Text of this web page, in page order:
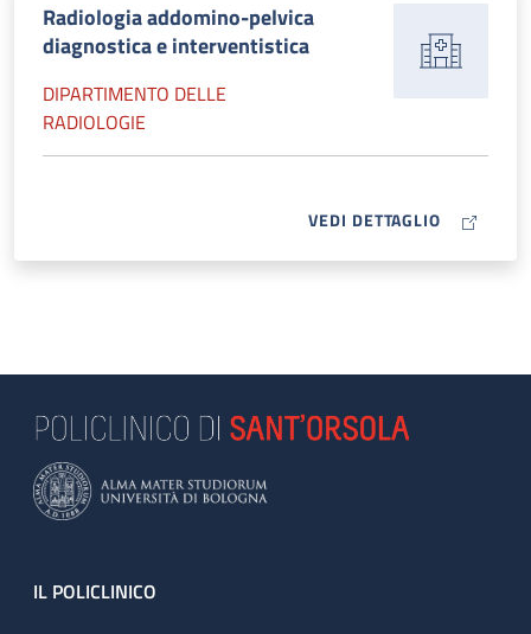
Radiologia addomino-pelvica
diagnostica e interventistica
DIPARTIMENTO DELLE
RADIOLOGIE
VEDI DETTAGLIO MAP ICON
Footer
IL POLICLINICO